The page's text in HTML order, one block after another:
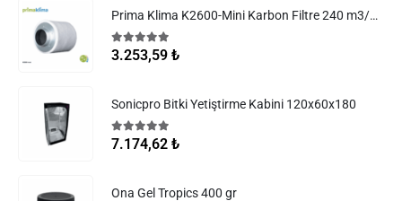
Prima Klima K2600-Mini Karbon Filtre 240 m3/h 100 mm
5.005 üzerinden
3.253,59 ₺
Sonicpro Bitki Yetiştirme Kabini 120x60x180
5.005 üzerinden
7.174,62 ₺
Ona Gel Tropics 400 gr